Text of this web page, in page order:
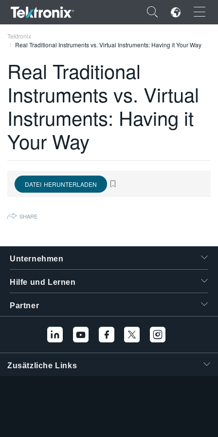
×
ENGLISH
FRANÇAIS
DEUTSCH
VIỆT NAM
日本語
Tektronix
Real Traditional Instruments vs. Virtual Instruments: Having it Your Way
Real Traditional
Instruments vs. Virtual
Instruments: Having it
Your Way
DATEI HERUNTERLADEN
SHARE
Unternehmen
Hilfe und Lernen
Partner
Zusätzliche Links